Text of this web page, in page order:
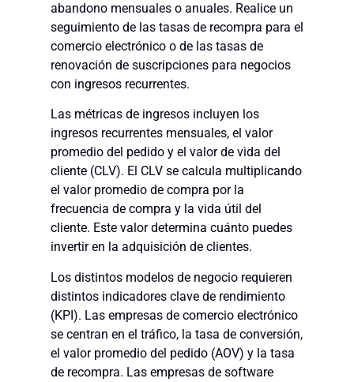
abandono mensuales o anuales. Realice un
seguimiento de las tasas de recompra para el
comercio electrónico o de las tasas de
renovación de suscripciones para negocios
con ingresos recurrentes.
Las métricas de ingresos incluyen los
ingresos recurrentes mensuales, el valor
promedio del pedido y el valor de vida del
cliente (CLV). El CLV se calcula multiplicando
el valor promedio de compra por la
frecuencia de compra y la vida útil del
cliente. Este valor determina cuánto puedes
invertir en la adquisición de clientes.
Los distintos modelos de negocio requieren
distintos indicadores clave de rendimiento
(KPI). Las empresas de comercio electrónico
se centran en el tráfico, la tasa de conversión,
el valor promedio del pedido (AOV) y la tasa
de recompra. Las empresas de software